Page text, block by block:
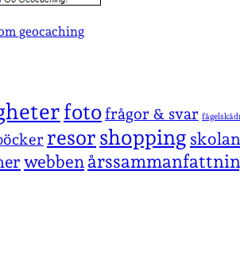
geocaching
fotofrågor & svar
resor shopping skolan
webben